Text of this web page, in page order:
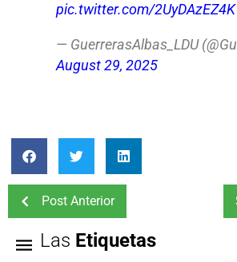
pic.twitter.com/2UyDAzEZ4K
— GuerrerasAlbas_LDU
August 29, 2025
Post Anterior
Las Etiquetas